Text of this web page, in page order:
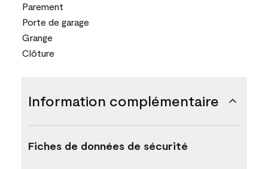
Parement
Porte de garage
Grange
Clôture
Information complémentaire
Fiches de données de sécurité